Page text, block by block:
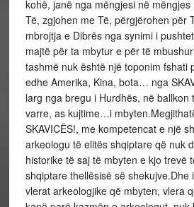
kohë, janë nga mëngjesi në
Të, zgjohen me Të, përgjërohen për
mbrojtja e Dibrës nga synimi i
majtë për ta mbytur e për të
tashmë nuk është një toponim fshati
edhe Amerika, Kina, bota… nga
larg nga bregu i Hurdhës, në ballkon
varre, as kujtime…i
SKAVICËS!, me kompetencat e një
arkeologu të elitës shqiptare që nuk
historike të saj të mbyten e kjo trevë
shqiptare thellësisë së shekujve.Dhe
vlerat arkeologjike që mbyten, vlera